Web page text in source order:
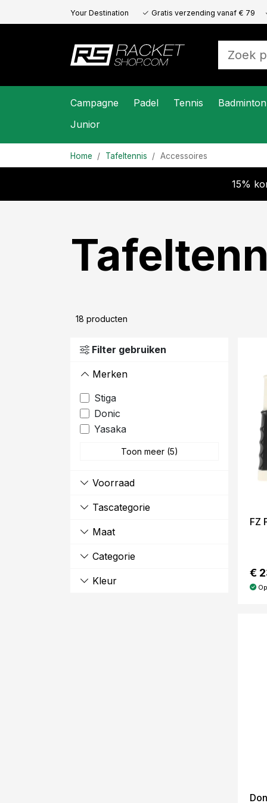
Your Destination
Gratis verzending vanaf € 79
Campagne Padel Tennis Badminton
Junior
Home Tafeltennis Accessoires
15%
18 producten
Filter gebruiken
Merken
Stiga
Donic
Yasaka
Toon meer (5)
Voorraad
Tascategorie
Maat
Categorie
Kleur
FZ
€